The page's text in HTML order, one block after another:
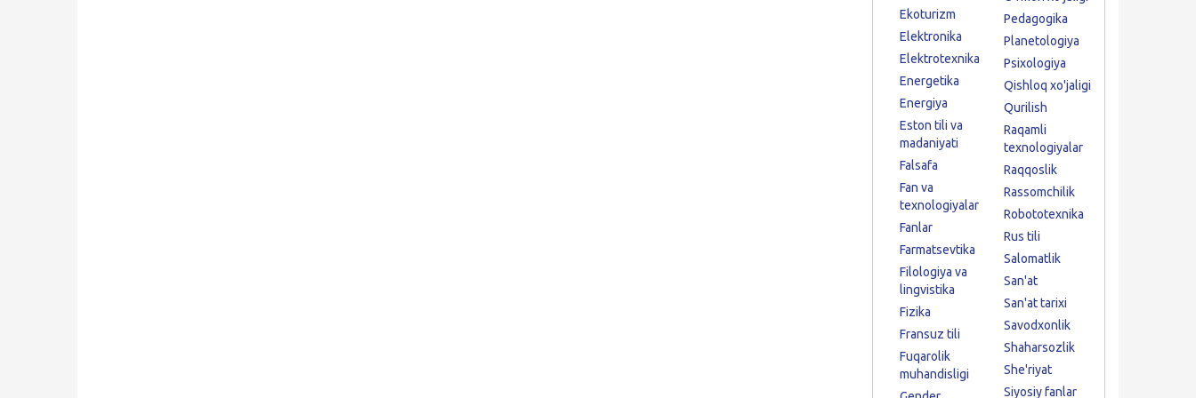
Ekoturizm
Elektronika
Elektrotexnika
Energetika
Energiya
Eston tili va
madaniyati
Falsafa
Fan va
texnologiyalar
Fanlar
Farmatsevtika
Filologiya va
lingvistika
Fizika
Fransuz tili
Fuqarolik
muhandisligi
Pedagogika
Planetologiya
Psixologiya
Qishloq xo'jaligi
Qurilish
Raqamli
texnologiyalar
Raqqoslik
Rassomchilik
Robototexnika
Rus tili
Salomatlik
San'at
San'at tarixi
Savodxonlik
Shaharsozlik
She'riyat
Siyosiy fanlar